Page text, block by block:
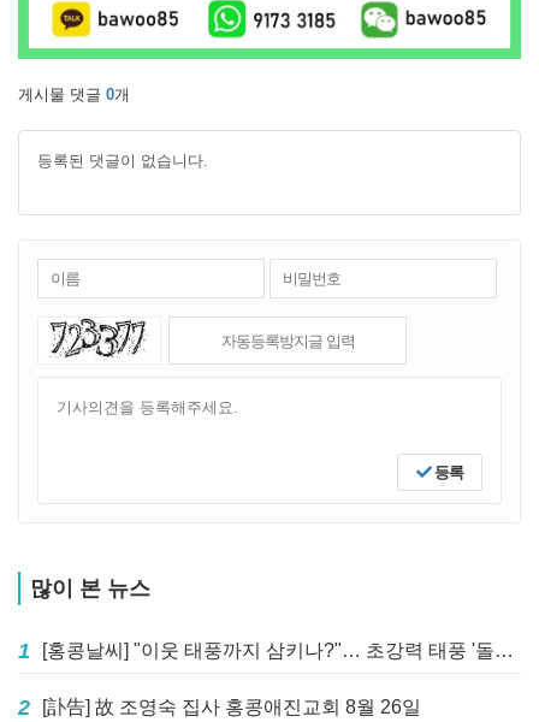
게시물 댓글 0개
등록된 댓글이 없습니다.
등록
많이 본 뉴스
1 [홍콩날씨] "이웃 태풍까지 삼키나?"… 초강력 태풍 '돌핀' 세력 재확장
2 [訃告] 故 조영숙 집사 홍콩애진교회 8월 26일